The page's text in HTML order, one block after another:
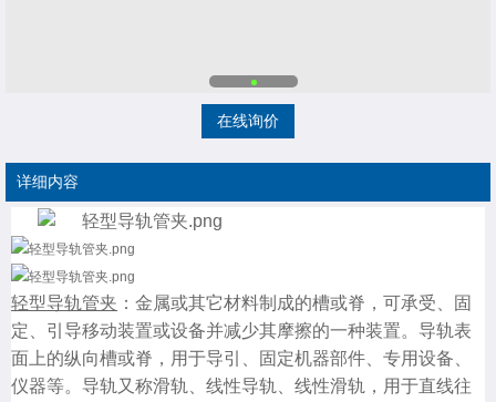
在线询价
详细内容
轻型导轨管夹 ：金属或其它材料制成的槽或脊，可承受、固
定、引导移动装置或设备并减少其摩擦的一种装置。导轨表
面上的纵向槽或脊，用于导引、固定机器部件、专用设备、
仪器等。导轨又称滑轨、线性导轨、线性滑轨，用于直线往